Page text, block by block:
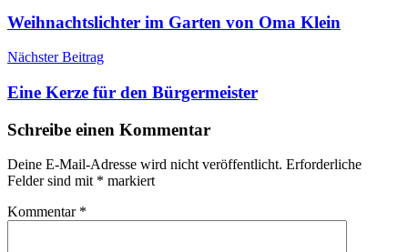
Weihnachtslichter im Garten von Oma Klein
Nächster Beitrag
Eine Kerze für den Bürgermeister
Schreibe einen Kommentar
Deine E-Mail-Adresse wird nicht veröffentlicht. Erforderliche
Felder sind mit * markiert
Kommentar *